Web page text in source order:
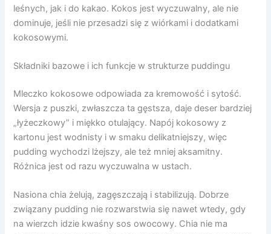
leśnych, jak i do kakao. Kokos jest wyczuwalny, ale nie
dominuje, jeśli nie przesadzi się z wiórkami i dodatkami
kokosowymi.
Składniki bazowe i ich funkcje w strukturze puddingu
Mleczko kokosowe odpowiada za kremowość i sytość.
Wersja z puszki, zwłaszcza ta gęstsza, daje deser bardziej
„łyżeczkowy” i miękko otulający. Napój kokosowy z
kartonu jest wodnisty i w smaku delikatniejszy, więc
pudding wychodzi lżejszy, ale też mniej aksamitny.
Różnica jest od razu wyczuwalna w ustach.
Nasiona chia żelują, zagęszczają i stabilizują. Dobrze
związany pudding nie rozwarstwia się nawet wtedy, gdy
na wierzch idzie kwaśny sos owocowy. Chia nie ma